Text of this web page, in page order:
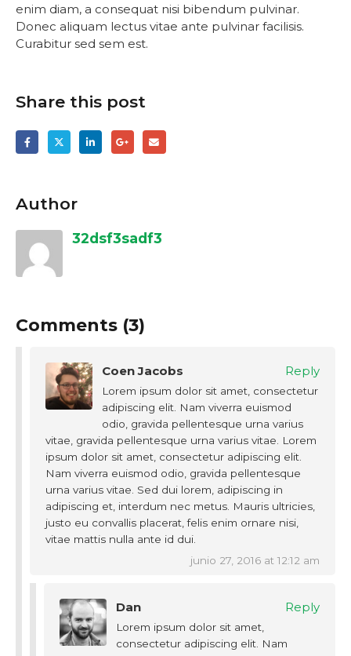
enim diam, a consequat nisi bibendum pulvinar.
Donec aliquam lectus vitae ante pulvinar facilisis.
Curabitur sed sem est.
Share this post
Author
32dsf3sadf3
Comments (3)
Coen Jacobs Reply
Lorem ipsum dolor sit amet, consectetur
adipiscing elit. Nam viverra euismod
odio, gravida pellentesque urna varius
vitae, gravida pellentesque urna varius vitae. Lorem
ipsum dolor sit amet, consectetur adipiscing elit.
Nam viverra euismod odio, gravida pellentesque
urna varius vitae. Sed dui lorem, adipiscing in
adipiscing et, interdum nec metus. Mauris ultricies,
justo eu convallis placerat, felis enim ornare nisi,
vitae mattis nulla ante id dui.
junio 27, 2016 at 12:12 am
Dan Reply
Lorem ipsum dolor sit amet,
consectetur adipiscing elit. Nam